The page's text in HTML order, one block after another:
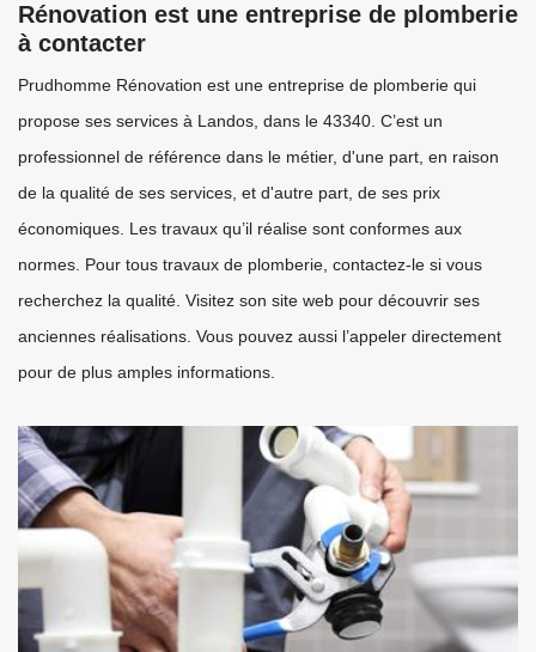
Rénovation est une entreprise de plomberie
à contacter
Prudhomme Rénovation est une entreprise de plomberie qui
propose ses services à Landos, dans le 43340. C’est un
professionnel de référence dans le métier, d'une part, en raison
de la qualité de ses services, et d'autre part, de ses prix
économiques. Les travaux qu’il réalise sont conformes aux
normes. Pour tous travaux de plomberie, contactez-le si vous
recherchez la qualité. Visitez son site web pour découvrir ses
anciennes réalisations. Vous pouvez aussi l’appeler directement
pour de plus amples informations.